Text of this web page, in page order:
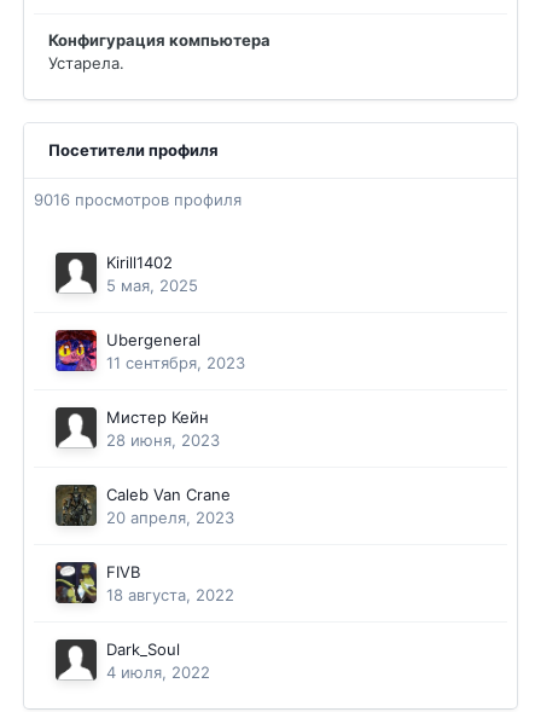
Конфигурация компьютера
Устарела.
Посетители профиля
9016 просмотров профиля
Kirill1402
5 мая, 2025
Ubergeneral
11 сентября, 2023
Мистер Кейн
28 июня, 2023
Caleb Van Crane
20 апреля, 2023
FIVB
18 августа, 2022
Dark_Soul
4 июля, 2022